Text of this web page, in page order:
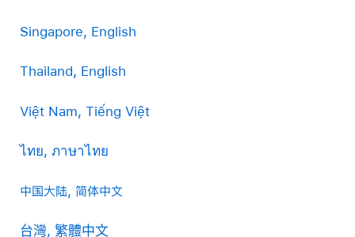
Singapore, English
Thailand, English
Việt Nam, Tiếng Việt
ไทย, ภาษาไทย
中国大陆, 简体中文
台灣, 繁體中文